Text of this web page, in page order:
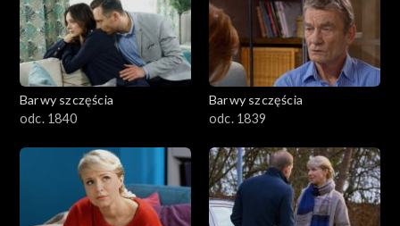
Barwy szczęścia
odc. 1840
Barwy szczęścia
odc. 1839